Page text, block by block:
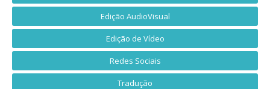
Edição AudioVisual
Edição de Vídeo
Redes Sociais
Tradução